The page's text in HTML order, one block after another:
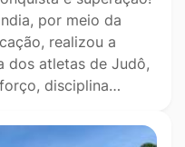
por meio da
realizou a
dos atletas de Judô,
disciplina…